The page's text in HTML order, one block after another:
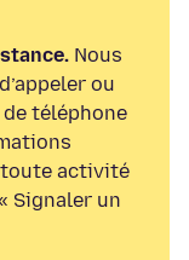
Nous
ou
de téléphone
toute activité
Signaler un